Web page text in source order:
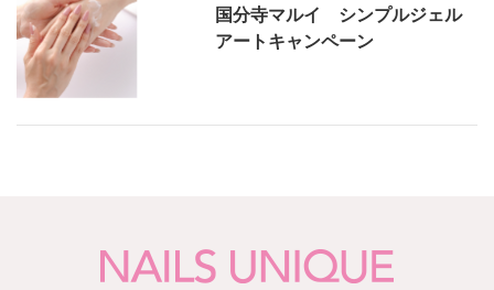
国分寺マルイ シンプルジェル
アートキャンペーン